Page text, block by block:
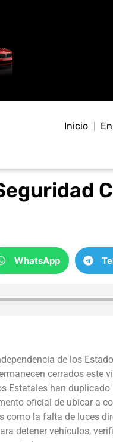
Inicio
WhatsApp
de los
cerrados este
Estatales han
oficial de ubicar a
la falta de luces
detener vehículos,